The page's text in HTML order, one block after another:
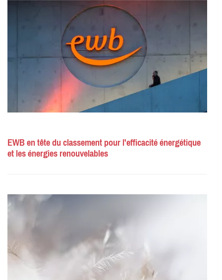
EWB en tête du classement pour l'efficacité énergétique
et les énergies renouvelables